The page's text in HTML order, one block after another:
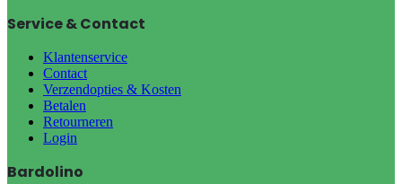
Service & Contact
Klantenservice
Contact
Verzendopties & Kosten
Betalen
Retourneren
Login
Bardolino